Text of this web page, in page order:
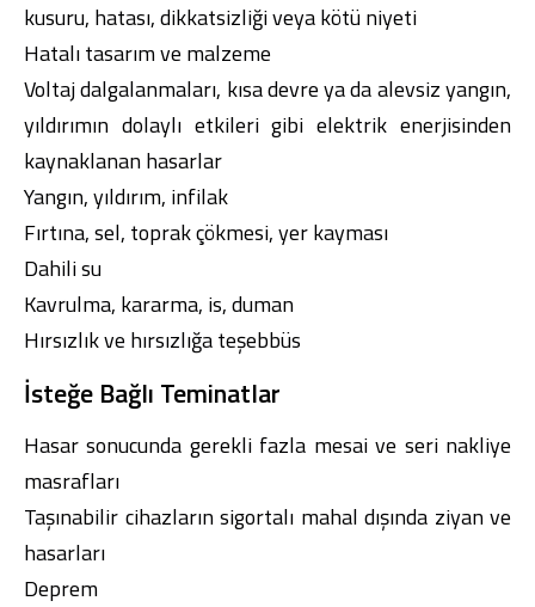
kusuru, hatası, dikkatsizliği veya kötü niyeti
Hatalı tasarım ve malzeme
Voltaj dalgalanmaları, kısa devre ya da alevsiz yangın,
yıldırımın dolaylı etkileri gibi elektrik enerjisinden
kaynaklanan hasarlar
Yangın, yıldırım, infilak
Fırtına, sel, toprak çökmesi, yer kayması
Dahili su
Kavrulma, kararma, is, duman
Hırsızlık ve hırsızlığa teşebbüs
İsteğe Bağlı Teminatlar
Hasar sonucunda gerekli fazla mesai ve seri nakliye
masrafları
Taşınabilir cihazların sigortalı mahal dışında ziyan ve
hasarları
Deprem